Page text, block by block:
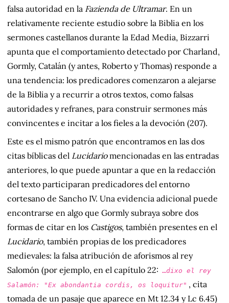
falsa autoridad en la Fazienda de Ultramar. En un
relativamente reciente estudio sobre la Biblia en los
sermones castellanos durante la Edad Media, Bizzarri
apunta que el comportamiento detectado por Charland,
Gormly, Catalán (y antes, Roberto y Thomas) responde a
una tendencia: los predicadores comenzaron a alejarse
de la Biblia y a recurrir a otros textos, como falsas
autoridades y refranes, para construir sermones más
convincentes e incitar a los fieles a la devoción (207).
Este es el mismo patrón que encontramos en las dos
citas bíblicas del Lucidariomencionadas en las entradas
anteriores, lo que puede apuntar a que en la redacción
del texto participaran predicadores del entorno
cortesano de Sancho IV. Una evidencia adicional puede
encontrarse en algo que Gormly subraya sobre dos
formas de citar en los Castigos, también presentes en el
Lucidario, también propias de los predicadores
medievales: la falsa atribución de aforismos al rey
Salomón (por ejemplo, en el capítulo 22: …dixo el rey
Salamón: "Ex abondantia cordis, os loquitur" , cita
tomada de un pasaje que aparece en Mt 12.34 y Lc 6.45)